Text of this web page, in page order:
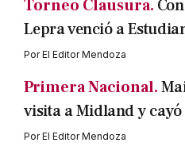
Torneo Clausura.
Lepra venció a
PorEl Editor Mendoza
Primera Nacional.
visita a Midland y cayó
PorEl Editor Mendoza